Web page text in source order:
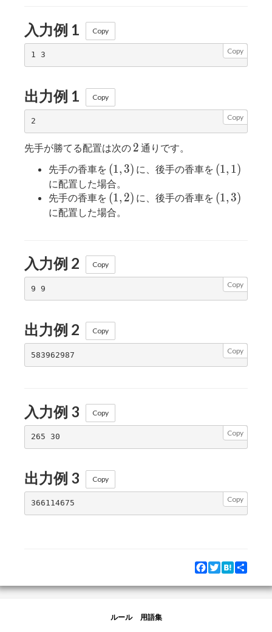
入力例 1 Copy
Copy
出力例 1 Copy
Copy
先手が勝てる配置は次の 2
2 通りです。
先手の香車を (1,
3)
(1, 3) に、後手の香車を (1,
(1, 1)
に配置した場合。
先手の香車を (1,
2)
(1, 2) に、後手の香車を (1,
(1, 3)
に配置した場合。
入力例 2 Copy
Copy
出力例 2 Copy
Copy
入力例 3 Copy
Copy
出力例 3 Copy
Copy
Facebook
Twitter
Hatena
ルール 用語集